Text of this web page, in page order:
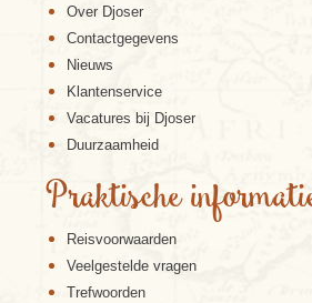
Over Djoser
Contactgegevens
Nieuws
Klantenservice
Vacatures bij Djoser
Duurzaamheid
Praktische
Reisvoorwaarden
Veelgestelde vragen
Trefwoorden